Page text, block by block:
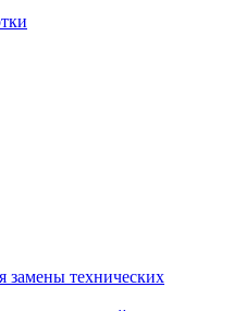
замены технических